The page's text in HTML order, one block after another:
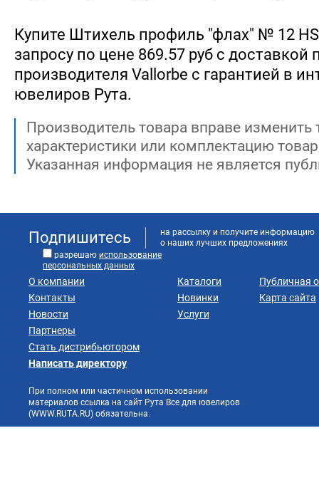
Купите Штихель профиль "флах" № 12
запросу по цене 869.57 руб с доставкой
производителя Vallorbe с гарантией в
ювелиров Рута.
Производитель товара вправе изменить
характеристики или комплектацию
Указанная информация не является
Подпишитесь
на рассылку и получите информацию
о наших лучших предложениях
разрешаю использование
персональных данных
О компании
Контакты
Новости
Партнеры
Стать дистрибьютором
Каталоги
Новинки
Услуги
Публичная
Карта сайта
Написать директору
При полном или частичном использовании
материалов ссылка на сайт Рута Все для ювелиров
(WWW.RUTA.RU) обязательна.